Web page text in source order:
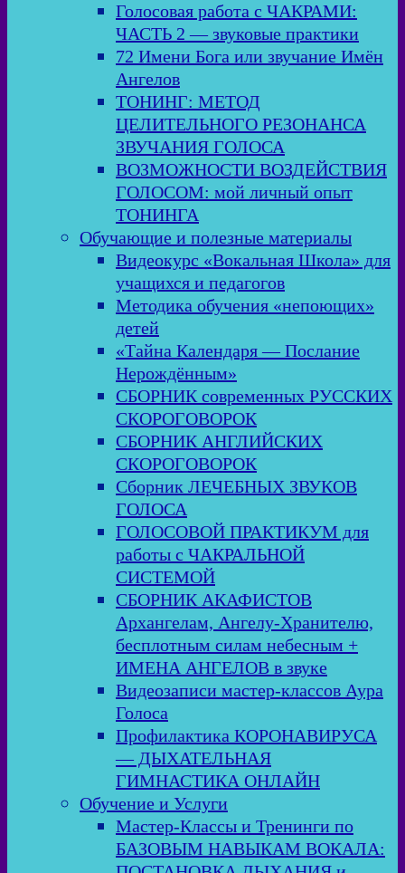
Голосовая работа с ЧАКРАМИ:
ЧАСТЬ 2 — звуковые практики
72 Имени Бога или звучание Имён
Ангелов
ТОНИНГ: МЕТОД
ЦЕЛИТЕЛЬНОГО РЕЗОНАНСА
ЗВУЧАНИЯ ГОЛОСА
ВОЗМОЖНОСТИ ВОЗДЕЙСТВИЯ
ГОЛОСОМ: мой личный опыт
ТОНИНГА
Обучающие и полезные материалы
Видеокурс «Вокальная Школа» для
учащихся и педагогов
Методика обучения «непоющих»
детей
«Тайна Календаря — Послание
Нерождённым»
СБОРНИК современных РУССКИХ
СКОРОГОВОРОК
СБОРНИК АНГЛИЙСКИХ
СКОРОГОВОРОК
Сборник ЛЕЧЕБНЫХ ЗВУКОВ
ГОЛОСА
ГОЛОСОВОЙ ПРАКТИКУМ для
работы с ЧАКРАЛЬНОЙ
СИСТЕМОЙ
СБОРНИК АКАФИСТОВ
Архангелам, Ангелу-Хранителю,
бесплотным силам небесным +
ИМЕНА АНГЕЛОВ в звуке
Видеозаписи мастер-классов Аура
Голоса
Профилактика КОРОНАВИРУСА
— ДЫХАТЕЛЬНАЯ
ГИМНАСТИКА ОНЛАЙН
Обучение и Услуги
Мастер-Классы и Тренинги по
БАЗОВЫМ НАВЫКАМ ВОКАЛА: